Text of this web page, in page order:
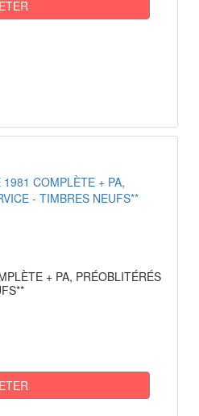
+ PA, PRÉOBLITÉRÉS